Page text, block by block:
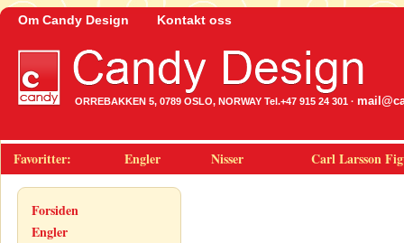
Om Candy Design Kontakt oss
ORREBAKKEN 5, 0789 OSLO, NORWAY Tel.+47 915 24 301 ·
Favoritter: Engler Nisser Carl Larsson
Forsiden
Engler